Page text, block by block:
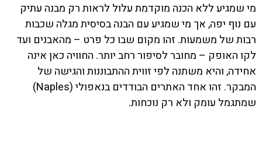
מי שמגיע ללא הכנה מוקדמת עלול לראות רק מבנה עתיק
עם נוף יפה, אך מי שמגיע עם הבנה בסיסית מגלה שכבות
רבות של משמעות. זהו מקום שבו כל פרט – מהאבנים ועד
לקו האופק – מחובר לסיפור רחב יותר. החוויה כאן אינה
אחידה, והיא משתנה לפי זווית ההתבוננות והגישה של
המבקר. זהו אחד האתרים הבודדים בנאפולי (Naples)
שמתגמל עומק ולא רק נוכחות.